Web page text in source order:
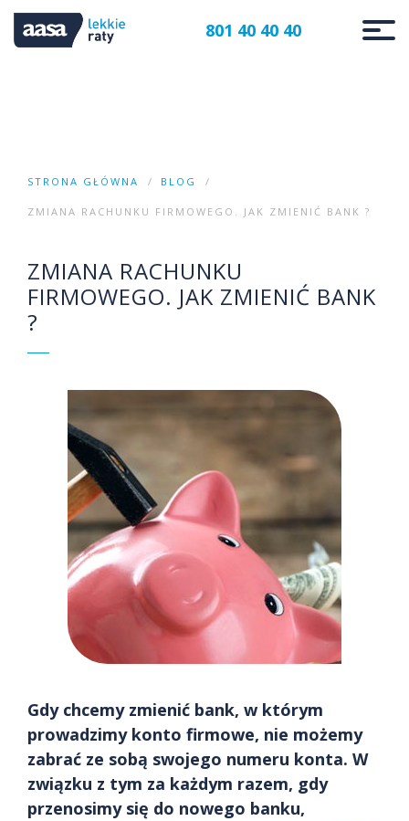
801 40 40 40
STRONA GŁÓWNA BLOG
ZMIANA RACHUNKU FIRMOWEGO. JAK ZMIENIĆ BANK ?
ZMIANA RACHUNKU
FIRMOWEGO. JAK ZMIENIĆ BANK
?
Gdy chcemy zmienić bank, w którym
prowadzimy konto firmowe, nie możemy
zabrać ze sobą swojego numeru konta. W
związku z tym za każdym razem, gdy
przenosimy się do nowego banku,